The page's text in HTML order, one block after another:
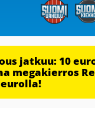
jatkuu: 10
megakierros